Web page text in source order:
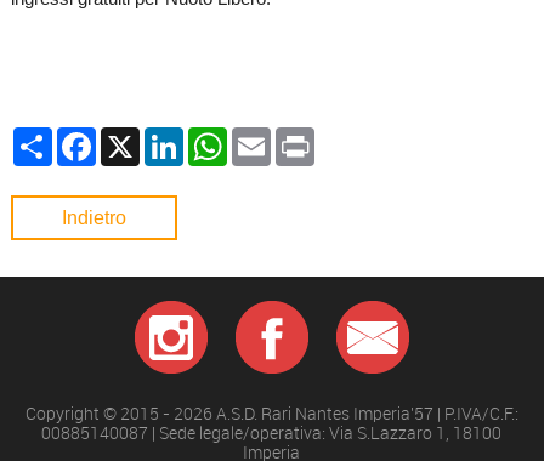
CondividiFacebook
X LinkedInWhatsApp
EmailPrint
Indietro
Copyright © 2015 - 2026 A.S.D. Rari Nantes Imperia'57 | P.IVA/C.F.:
00885140087 | Sede legale/operativa: Via S.Lazzaro 1, 18100
Imperia